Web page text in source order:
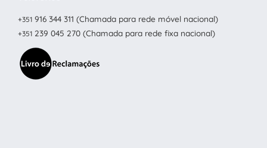
+351 916 344 311 (Chamada para rede móvel nacional)
+351 239 045 270 (Chamada para rede fixa nacional)